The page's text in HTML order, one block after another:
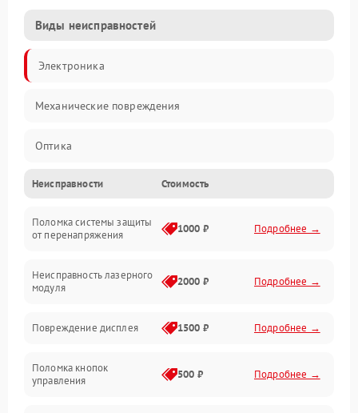
Виды неисправностей
Электроника
Механические повреждения
Оптика
Неисправности Стоимость
Поломка системы защиты
от перенапряжения
1000 ₽ Подробнее →
Неисправность лазерного
модуля
2000 ₽ Подробнее →
Повреждение дисплея 1500 ₽ Подробнее →
Поломка кнопок
управления
500 ₽ Подробнее →